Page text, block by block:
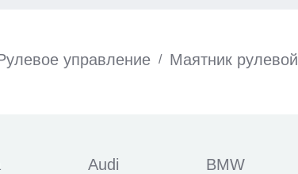
управление / Маятник рулевой
Audi BMW